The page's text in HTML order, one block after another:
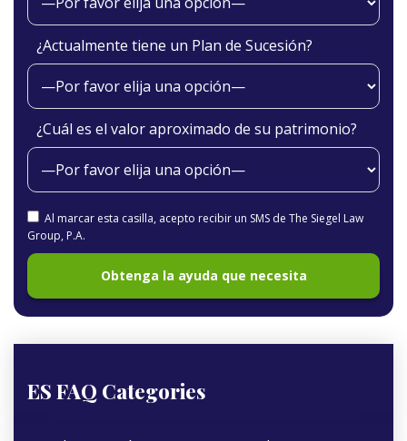
¿Actualmente tiene un Plan de Sucesión?
¿Cuál es el valor aproximado de su patrimonio?
Al marcar esta casilla, acepto recibir un SMS de The Siegel Law
Group, P.A.
ES FAQ Categories